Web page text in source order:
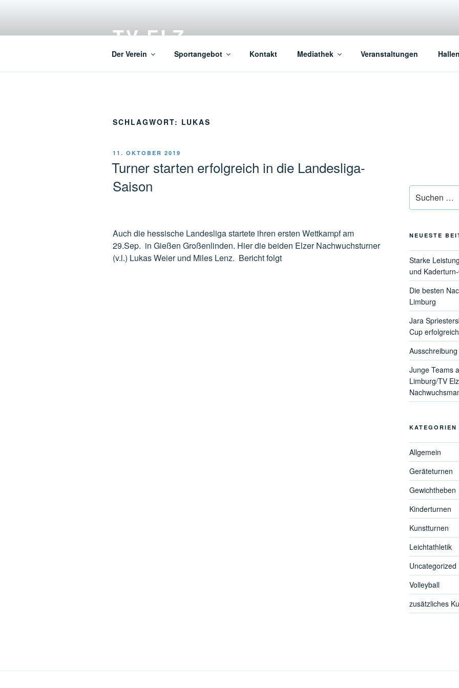
TV ELZ
Der Verein Sportangebot Kontakt Mediathek Veranstaltungen
SCHLAGWORT: LUKAS
VERÖFFENTLICHT
11. OKTOBER 2019
Turner starten erfolgreich in die Landesliga-
Saison
Auch die hessische Landesliga startete ihren ersten Wettkampf am
29.Sep. in Gießen Großenlinden. Hier die beiden Elzer Nachwuchsturner
(v.l.) Lukas Weier und Miles Lenz. Bericht folgt
nach:
NEUESTE
Starke
und
Die besten
Limburg
Jara
Cup erfolgreich
Junge Teams
Limburg/TV
KATEGORIEN
Allgemein
Geräteturnen
Gewichtheben
Kinderturnen
Kunstturnen
Leichtathletik
Uncategorized
Volleyball
zusätzliches